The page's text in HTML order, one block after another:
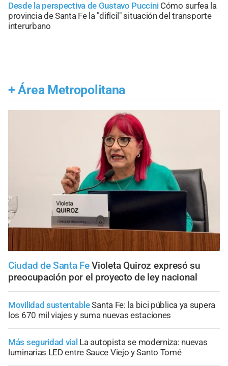
Desde la perspectiva de Gustavo Puccini Cómo surfea la
provincia de Santa Fe la "difícil" situación del transporte
interurbano
+ Área Metropolitana
Ciudad de Santa Fe Violeta Quiroz expresó su
preocupación por el proyecto de ley nacional
Movilidad sustentableSanta Fe: la bici pública ya supera
los 670 mil viajes y suma nuevas estaciones
Más seguridad vial La autopista se moderniza: nuevas
luminarias LED entre Sauce Viejo y Santo Tomé